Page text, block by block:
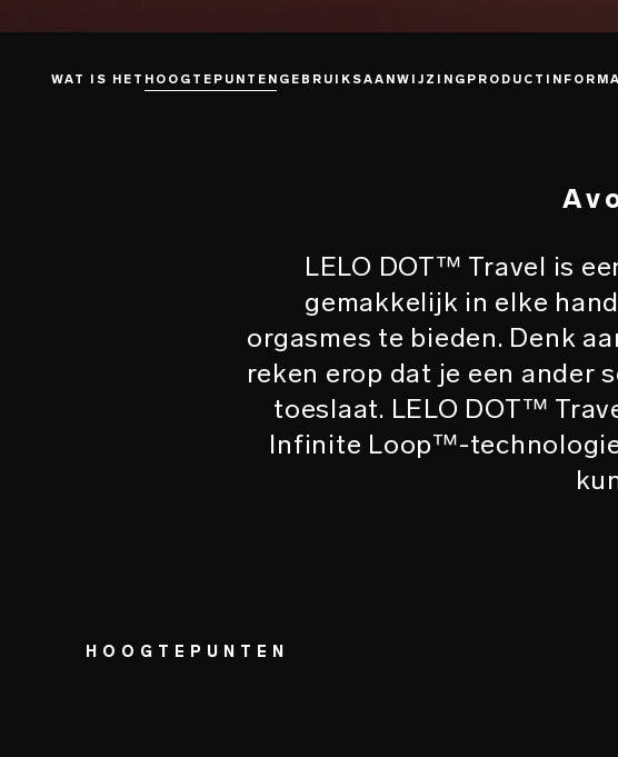
WAT IS HET HOOGTEPUNTEN GEBRUIKSAANWIJZING
LELO DOT™ Travel is
gemakkelijk in elke
orgasmes te bieden. Denk
reken erop dat je een ander
toeslaat. LELO DOT™
Infinite Loop™-
HOOGTEPUNTEN